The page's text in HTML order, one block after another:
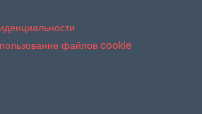
файлов cookie